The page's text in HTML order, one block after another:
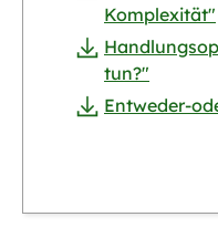
Komplexität"
tun?"
Entweder-